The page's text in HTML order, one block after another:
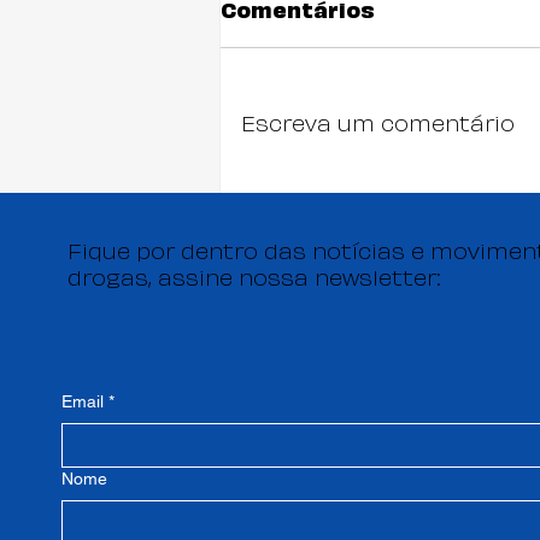
A regulamentação da
chegar?
Comentários
Escreva um comentário
Fique por dentro das notícias e
drogas, assine nossa newsletter:
Email *
Nome